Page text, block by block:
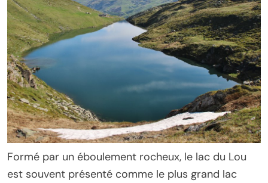
Formé par un éboulement rocheux, le lac du Lou
est souvent présenté comme le plus grand lac